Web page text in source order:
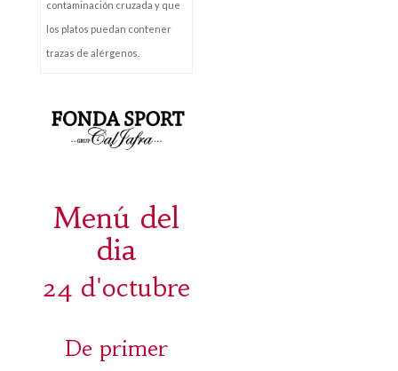
contaminación cruzada y que
los platos puedan contener
trazas de alérgenos.
Menú del
dia
24 d'octubre
De primer